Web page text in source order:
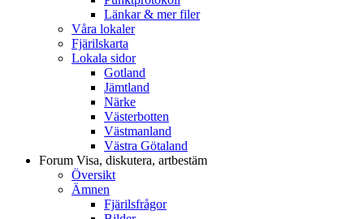
Länkar & mer filer
Våra lokaler
Fjärilskarta
Lokala sidor
Gotland
Jämtland
Närke
Västerbotten
Västmanland
Västra Götaland
Forum Visa, diskutera, artbestäm
Översikt
Ämnen
Fjärilsfrågor